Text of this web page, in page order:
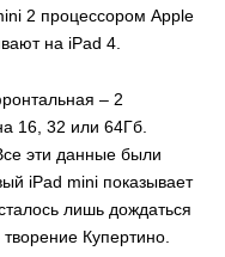
2 процессором Apple
на iPad 4.
– 2
16, 32 или 64Гб.
эти данные были
iPad mini показывает
лишь дождаться
Купертино.